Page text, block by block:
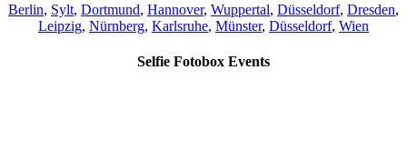
Berlin, Sylt, Dortmund, Hannover, Wuppertal, Düsseldorf, Dresden,
Leipzig, Nürnberg, Karlsruhe, Münster, Düsseldorf, Wien
Selfie Fotobox Events